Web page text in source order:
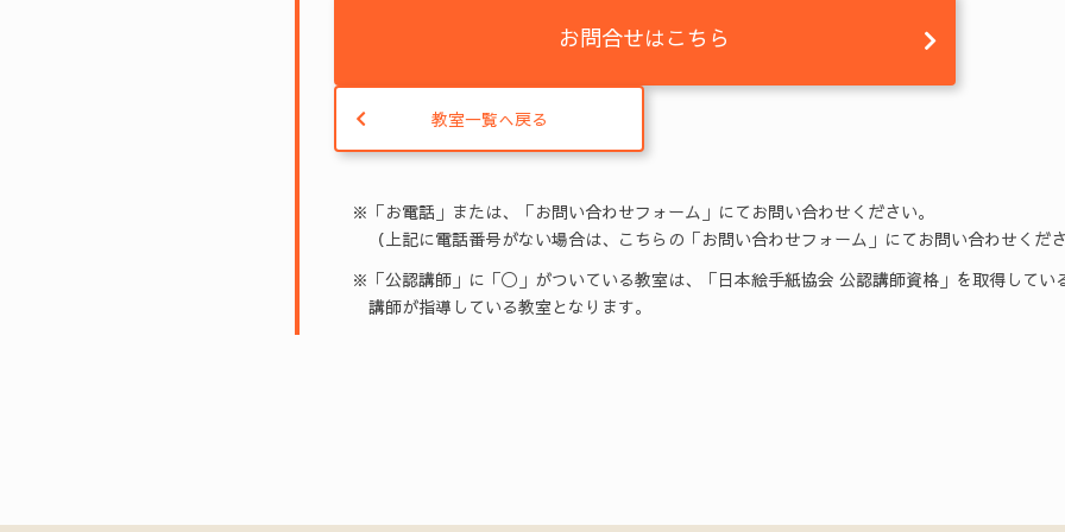
お問合せはこちら
教室一覧へ戻る
※「お電話」または、「お問い合わせフォーム」にてお問い合わせください。
（上記に電話番号がない場合は、こちらの「お問い合わせフォーム」にてお問い合わせくださ
※「公認講師」に「◯」がついている教室は、「日本絵手紙協会 公認講師資格」を取得してい
講師が指導している教室となります。